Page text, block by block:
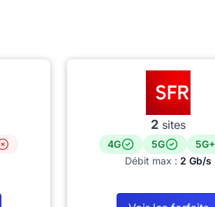
2 sites
4G 5G
5G+
Débit max : 2 Gb/s